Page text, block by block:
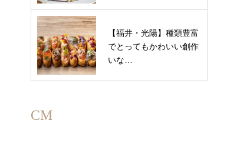
【福井・光陽】種類豊富
でとってもかわいい創作
いな…
CM